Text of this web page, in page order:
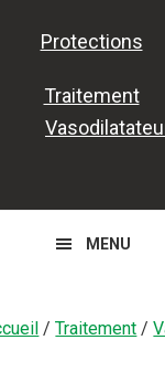
Protections
Traitement
MENU
/ Traitement /